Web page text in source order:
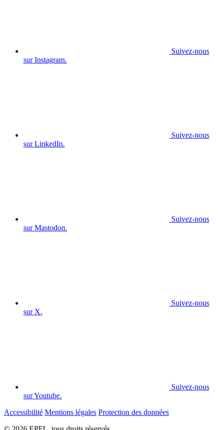
Suivez-nous
sur Instagram.
Suivez-nous
sur LinkedIn.
Suivez-nous
sur Mastodon.
Suivez-nous
sur X.
Suivez-nous
sur Youtube.
Accessibilité Mentions légales Protection des données